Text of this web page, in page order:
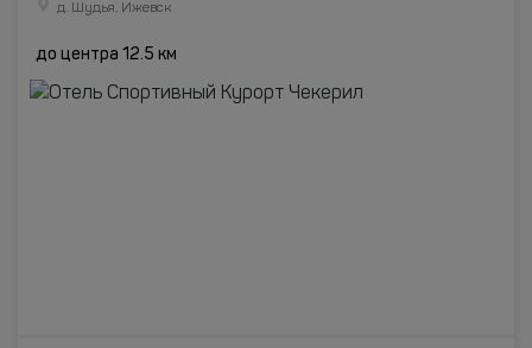
д. Шудья, Ижевск
до центра 12.5 км